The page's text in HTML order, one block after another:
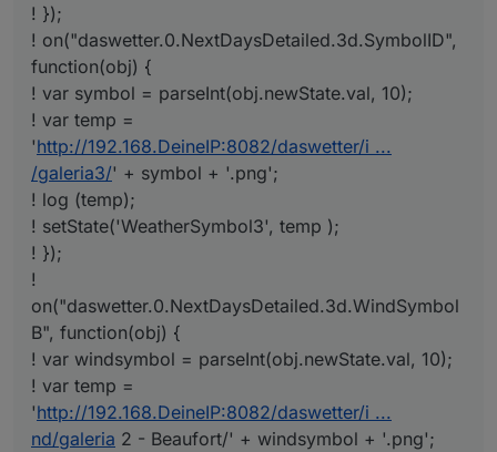
! });
! on("daswetter.0.NextDaysDetailed.3d.SymbolID",
function(obj) {
! var symbol = parseInt(obj.newState.val, 10);
! var temp =
'http://192.168.DeineIP:8082/daswetter/i ...
/galeria3/' + symbol + '.png';
! log (temp);
! setState('WeatherSymbol3', temp );
! });
!
on("daswetter.0.NextDaysDetailed.3d.WindSymbol
B", function(obj) {
! var windsymbol = parseInt(obj.newState.val, 10);
! var temp =
'http://192.168.DeineIP:8082/daswetter/i ...
nd/galeria 2 - Beaufort/' + windsymbol + '.png';